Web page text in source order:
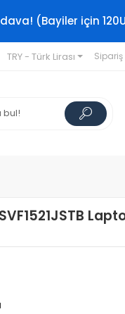
(Bayiler için
TRY - Türk Lirası